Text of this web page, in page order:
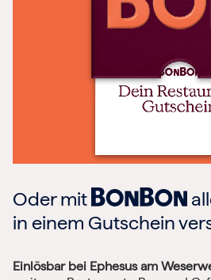
Oder mit
in einem Gutschein
Einlösbar bei Ephesus am